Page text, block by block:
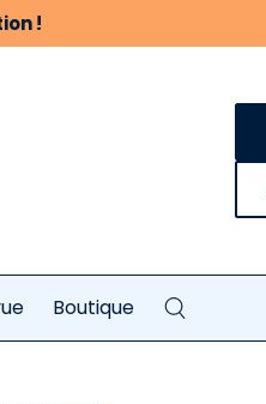
!
Boutique